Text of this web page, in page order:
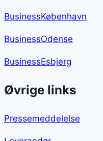
BusinessKøbenhavn
BusinessOdense
BusinessEsbjerg
Øvrige links
Pressemeddelelse